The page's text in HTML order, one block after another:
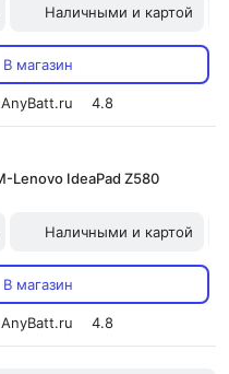
Наличными и картой
В магазин
AnyBatt.ru 4.8
Lenovo IdeaPad Z580
Наличными и картой
В магазин
AnyBatt.ru 4.8